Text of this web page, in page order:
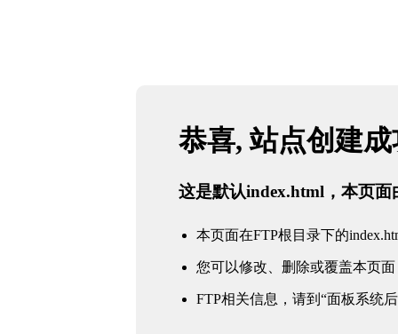
恭喜, 站点创建
这是默认index.html，本页面
本页面在FTP根目录下的
您可以修改、删除或覆盖本页面
FTP相关信息，请到“面板系统